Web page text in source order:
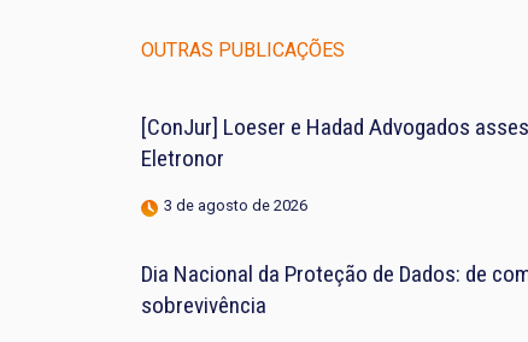
OUTRAS PUBLICAÇÕES
[ConJur] Loeser e Hadad Advogados
Eletronor
3 de agosto de 2026
Dia Nacional da Proteção de Dados: de
sobrevivência